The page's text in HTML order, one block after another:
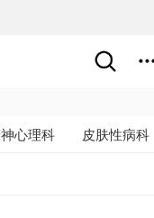
心理科
皮肤性病科